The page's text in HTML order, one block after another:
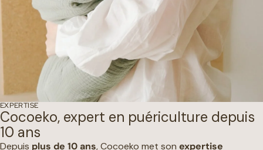
EXPERTISE
Cocoeko, expert en puériculture depuis
10 ans
Depuis plus de 10 ans, Cocoeko met son expertise